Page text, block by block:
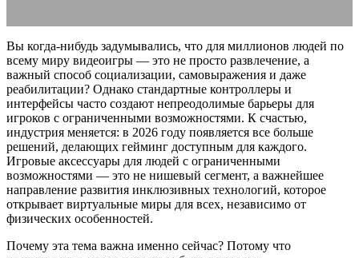
Вы когда-нибудь задумывались, что для миллионов людей по
всему миру видеоигры — это не просто развлечение, а
важный способ социализации, самовыражения и даже
реабилитации? Однако стандартные контроллеры и
интерфейсы часто создают непреодолимые барьеры для
игроков с ограниченными возможностями. К счастью,
индустрия меняется: в 2026 году появляется все больше
решений, делающих гейминг доступным для каждого.
Игровые аксессуары для людей с ограниченными
возможностями — это не нишевый сегмент, а важнейшее
направление развития инклюзивных технологий, которое
открывает виртуальные миры для всех, независимо от
физических особенностей.
Почему эта тема важна именно сейчас? Потому что